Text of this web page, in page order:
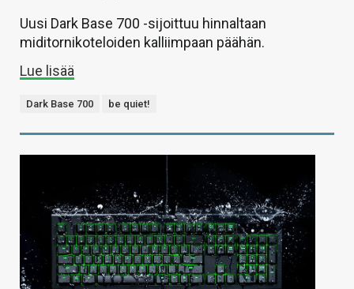
Uusi Dark Base 700 -sijoittuu hinnaltaan
miditornikoteloiden kalliimpaan päähän.
Lue lisää
Dark Base 700 be quiet!